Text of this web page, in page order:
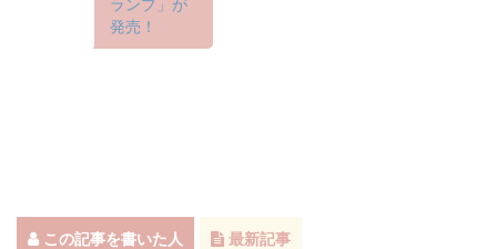
発売！
この記事を書いた人 最新記事